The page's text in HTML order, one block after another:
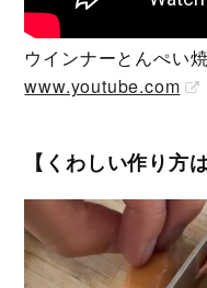
ウインナーとんぺい
www.youtube.com
【くわしい作り方